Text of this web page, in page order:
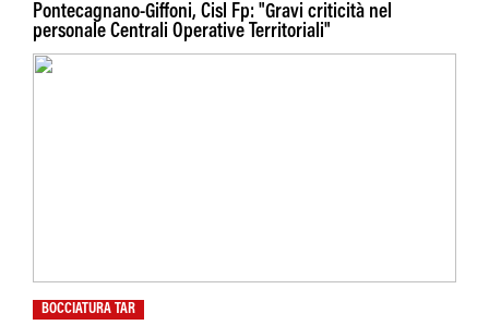
Pontecagnano-Giffoni, Cisl Fp: "Gravi criticità nel
personale Centrali Operative Territoriali"
BOCCIATURA TAR